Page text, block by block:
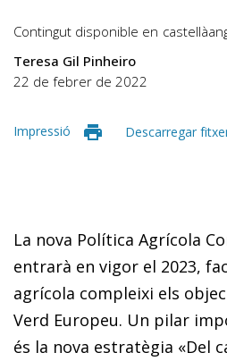
Contingut disponible en castellà
Teresa Gil Pinheiro
22 de febrer de 2022
Impressió Descarregar
La nova Política Agrícola
entrarà en vigor el 2023,
agrícola compleixi els
Verd Europeu. Un pilar
és la nova estratègia «Del